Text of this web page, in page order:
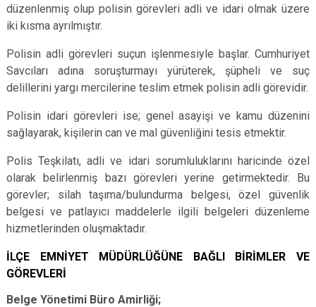
düzenlenmiş olup polisin görevleri adli ve idari olmak üzere
iki kısma ayrılmıştır.
Polisin adli görevleri suçun işlenmesiyle başlar. Cumhuriyet
Savcıları adına soruşturmayı yürüterek, şüpheli ve suç
delillerini yargı mercilerine teslim etmek polisin adli görevidir.
Polisin idari görevleri ise; genel asayişi ve kamu düzenini
sağlayarak, kişilerin can ve mal güvenliğini tesis etmektir.
Polis Teşkilatı, adli ve idari sorumluluklarını haricinde özel
olarak belirlenmiş bazı görevleri yerine getirmektedir. Bu
görevler; silah taşıma/bulundurma belgesi, özel güvenlik
belgesi ve patlayıcı maddelerle ilgili belgeleri düzenleme
hizmetlerinden oluşmaktadır.
İLÇE EMNİYET MÜDÜRLÜĞÜNE BAĞLI BİRİMLER VE
GÖREVLERİ
Belge Yönetimi Büro Amirliği;